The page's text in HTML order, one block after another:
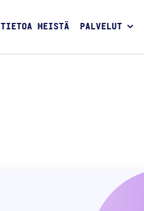
TIETOA MEISTÄ PALVELUT